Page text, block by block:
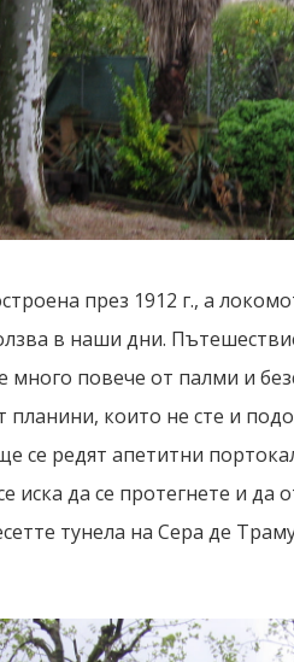
през 1912 г., а
в наши дни.
много повече от палми и
планини, които не сте и
се редят апетитни
иска да се протегнете и да
тунела на Сера де